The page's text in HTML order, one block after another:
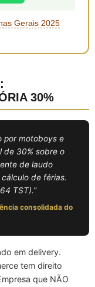
Gerais 2025
30%
por motoboys e
de 30% sobre o
de laudo
de férias.
TST).”
consolidada do
em delivery.
tem direito
que NÃO